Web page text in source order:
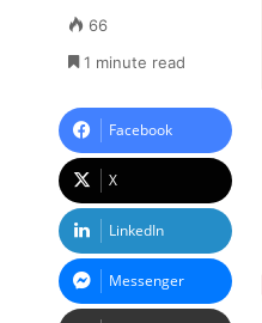
66
1 minute read
Facebook
X
LinkedIn
Messenger